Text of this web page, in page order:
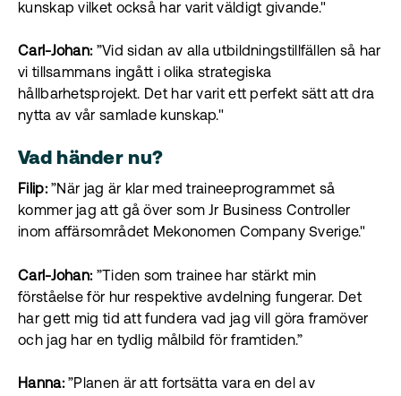
kunskap vilket också har varit väldigt givande."
Carl-Johan:”Vid sidan av alla utbildningstillfällen så har
vi tillsammans ingått i olika strategiska
hållbarhetsprojekt. Det har varit ett perfekt sätt att dra
nytta av vår samlade kunskap."
Vad händer nu?
Filip:”När jag är klar med traineeprogrammet så
kommer jag att gå över som Jr Business Controller
inom affärsområdet Mekonomen Company Sverige."
Carl-Johan:”Tiden som trainee har stärkt min
förståelse för hur respektive avdelning fungerar. Det
har gett mig tid att fundera vad jag vill göra framöver
och jag har en tydlig målbild för framtiden.”
Hanna:”Planen är att fortsätta vara en del av